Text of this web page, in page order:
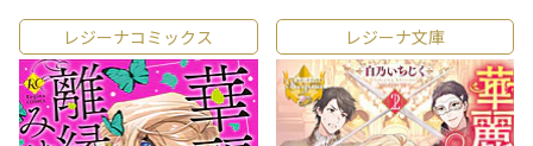
レジーナコミックス レジーナ文庫